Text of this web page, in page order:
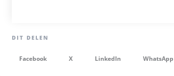
Facebook X LinkedIn WhatsApp